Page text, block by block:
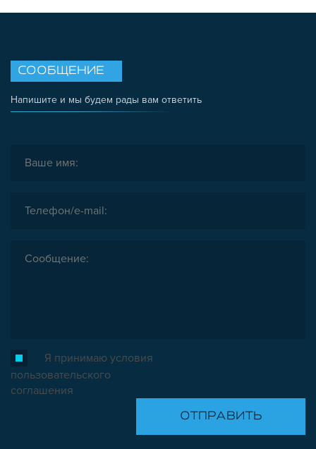
СООБЩЕНИЕ
Напишите и мы будем рады вам ответить
Я принимаю условия
пользовательского
соглашения